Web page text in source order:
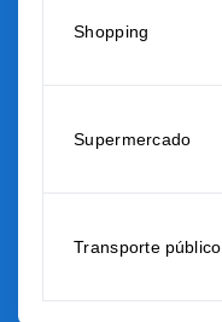
Shopping
Supermercado
Transporte público